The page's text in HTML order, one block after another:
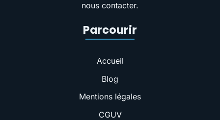
nous contacter.
Parcourir
Accueil
Blog
Mentions légales
CGUV